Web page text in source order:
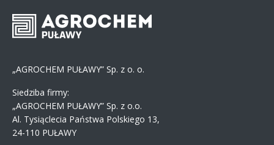
„AGROCHEM PUŁAWY” Sp. z o. o.
Siedziba firmy:
„AGROCHEM PUŁAWY” Sp. z o.o.
Al. Tysiąclecia Państwa Polskiego 13,
24-110 PUŁAWY